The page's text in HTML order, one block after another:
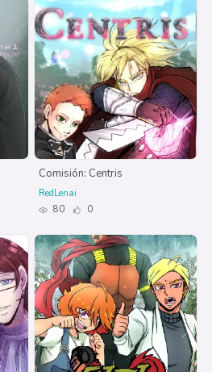
Comisión: Centris
RedLenai
80
0